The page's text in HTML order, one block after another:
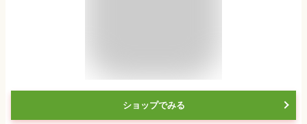
ショップでみる